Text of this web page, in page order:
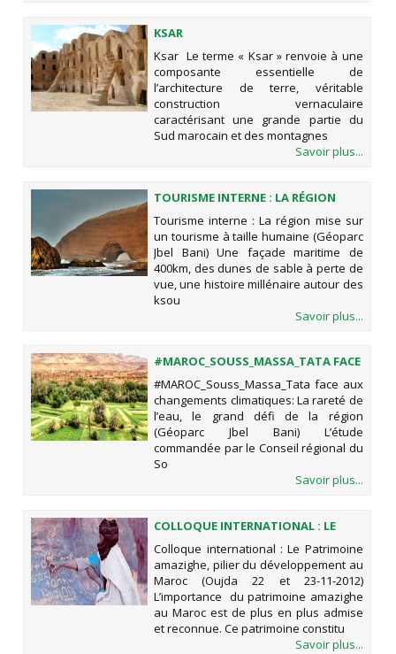
KSAR
Ksar Le terme « Ksar » renvoie à une
composante essentielle de
l’architecture de terre, véritable
construction vernaculaire
caractérisant une grande partie du
Sud marocain et des montagnes
Savoir plus...
TOURISME INTERNE : LA RÉGION
MISE SUR UN TOURISME À TAILLE
HUMAINE (GÉOPARC JBEL BANI)
Tourisme interne : La région mise sur
un tourisme à taille humaine (Géoparc
Jbel Bani) Une façade maritime de
400km, des dunes de sable à perte de
vue, une histoire millénaire autour des
ksou
Savoir plus...
#MAROC_SOUSS_MASSA_TATA FACE
AUX CHANGEMENTS CLIMATIQUES:
LA RARETÉ DE L’EAU, LE GRAND DÉFI
DE LA RÉGION (GÉOPARC JBEL BANI)
#MAROC_Souss_Massa_Tata face aux
changements climatiques: La rareté de
l’eau, le grand défi de la région
(Géoparc Jbel Bani) L’étude
commandée par le Conseil régional du
So
Savoir plus...
COLLOQUE INTERNATIONAL : LE
PATRIMOINE AMAZIGHE, PILIER DU
DÉVELOPPEMENT AU MAROC (OUJDA
22 ET 23-11-2012)
Colloque international : Le Patrimoine
amazighe, pilier du développement au
Maroc (Oujda 22 et 23-11-2012)
L’importance du patrimoine amazighe
au Maroc est de plus en plus admise
et reconnue. Ce patrimoine constitu
Savoir plus...